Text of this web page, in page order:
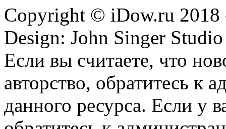
Copyright © iDow.ru 2018
Design: John Singer Studio
Если вы считаете, что
авторство, обратитесь к
данного ресурса. Если у